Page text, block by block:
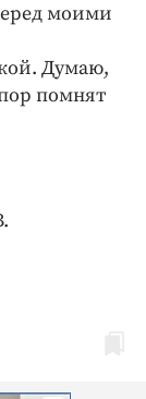
моими
Думаю,
помнят